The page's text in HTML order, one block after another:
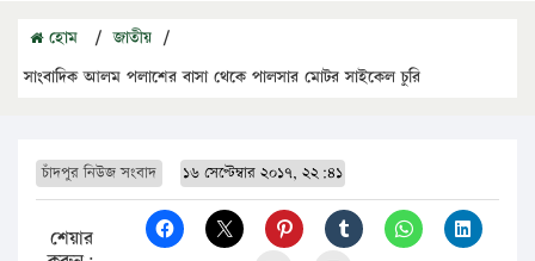
হোম / জাতীয় /
সাংবাদিক আলম পলাশের বাসা থেকে পালসার মোটর সাইকেল চুরি
চাঁদপুর নিউজ সংবাদ ১৬ সেপ্টেম্বার ২০১৭, ২২:৪১
শেয়ার